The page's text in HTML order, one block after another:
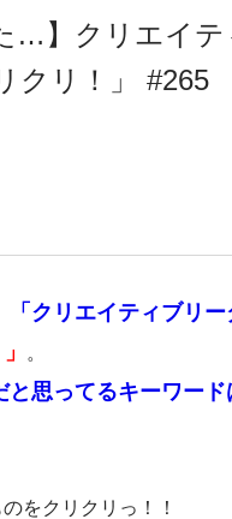
…】クリエイ
クリ！」 #265
クリエイティブリー
。
思ってるキーワード
をクリクリっ！！